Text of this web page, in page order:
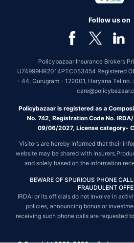
Follow us on
Policybazaar Insurance Brokers
U74999HR2014PTC053454 Registered
- 44, Gurugram - 122001, Haryana Tel
Policybazaar is registered as a
No. 742, Registration Code No.
09/06/2027, License category-
Visitors are hereby informed that their
website may be shared with
and solely based on the information
BEWARE OF SPURIOUS PHONE
FRAUDULENT
IRDAI or its officials do not involve in
policies, announcing bonus or
receiving such phone calls are requested